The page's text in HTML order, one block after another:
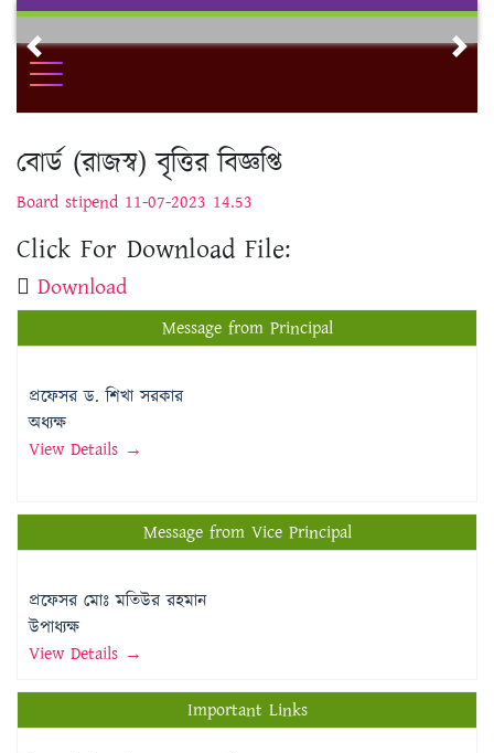
Skip
contentPrevious
বোর্ড (রাজস্ব) বৃত্তির বিজ্ঞপ্তি
Board stipend 11-07-2023 14.53
Click For Download File:
Download
Message from Principal
প্রফেসর ড. শিখা সরকার
অধ্যক্ষ
View Details →
Message from Vice Principal
প্রফেসর মোঃ মতিউর রহমান
উপাধ্যক্ষ
View Details →
Important Links